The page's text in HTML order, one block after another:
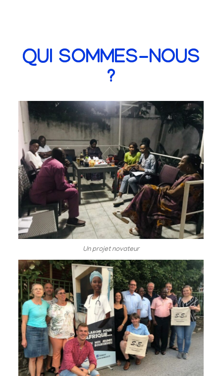
QUI SOMMES-NOUS
?
Un projet novateur